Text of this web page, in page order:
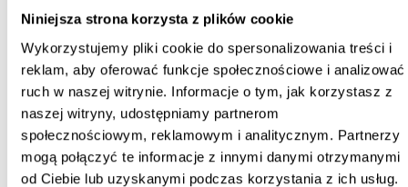
Niniejsza strona korzysta z plików cookie
Wykorzystujemy pliki cookie do spersonalizowania treści i
reklam, aby oferować funkcje społecznościowe i analizować
ruch w naszej witrynie. Informacje o tym, jak korzystasz z
naszej witryny, udostępniamy partnerom
społecznościowym, reklamowym i analitycznym. Partnerzy
mogą połączyć te informacje z innymi danymi otrzymanymi
od Ciebie lub uzyskanymi podczas korzystania z ich usług.
płyta wiórowa lakierowana
Cokół w kolorze korpusu: